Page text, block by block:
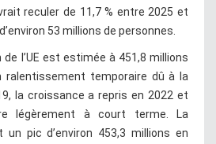
reculer de 11,7 % entre 2025 et
53 millions de personnes.
de l’UE est estimée à 451,8 millions
ralentissement temporaire dû à la
la croissance a repris en 2022 et
légèrement à court terme. La
un pic d’environ 453,3 millions en